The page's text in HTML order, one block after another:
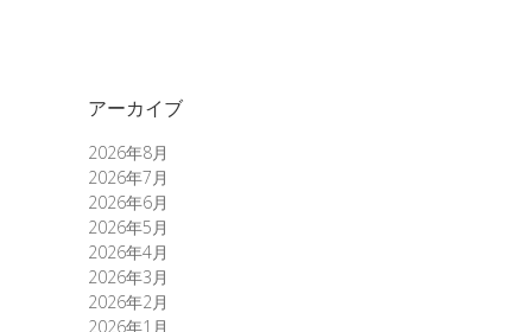
アーカイブ
2026年8月
2026年7月
2026年6月
2026年5月
2026年4月
2026年3月
2026年2月
2026年1月